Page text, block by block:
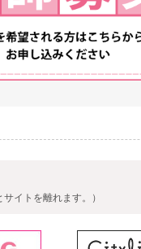
サイトを離れます。）